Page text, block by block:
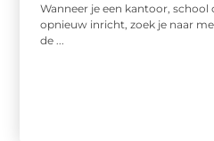
Wanneer je een kantoor,
opnieuw inricht, zoek je naar
de ...